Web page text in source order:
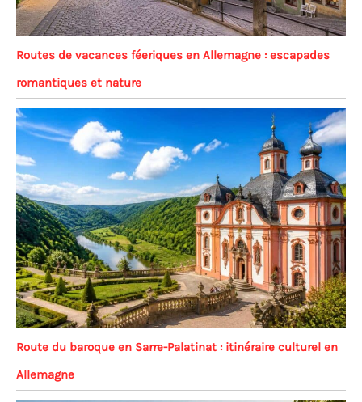
Routes de vacances féeriques en Allemagne : escapades
romantiques et nature
Route du baroque en Sarre-Palatinat : itinéraire culturel en
Allemagne